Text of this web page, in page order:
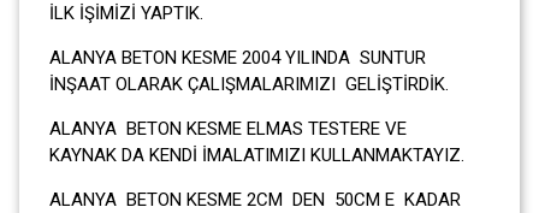
İLK İŞİMİZİ YAPTIK.
ALANYA BETON KESME 2004 YILINDA SUNTUR
İNŞAAT OLARAK ÇALIŞMALARIMIZI GELİŞTİRDİK.
ALANYA BETON KESME ELMAS TESTERE VE
KAYNAK DA KENDİ İMALATIMIZI KULLANMAKTAYIZ.
ALANYA BETON KESME 2CM DEN 50CM E KADAR